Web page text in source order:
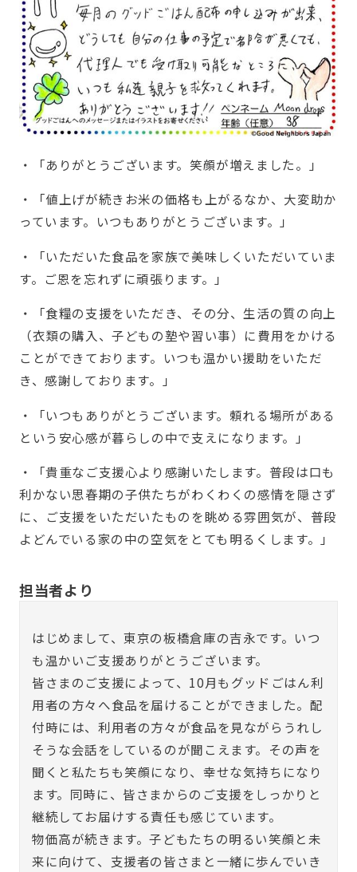
・「ありがとうございます。笑顔が増えました。」
・「値上げが続きお米の価格も上がるなか、大変助か
っています。いつもありがとうございます。」
・「いただいた食品を家族で美味しくいただいていま
す。ご恩を忘れずに頑張ります。」
・「食糧の支援をいただき、その分、生活の質の向上
（衣類の購入、子どもの塾や習い事）に費用をかける
ことができております。いつも温かい援助をいただ
き、感謝しております。」
・「いつもありがとうございます。頼れる場所がある
という安心感が暮らしの中で支えになります。」
・「貴重なご支援心より感謝いたします。普段は口も
利かない思春期の子供たちがわくわくの感情を隠さず
に、ご支援をいただいたものを眺める雰囲気が、普段
よどんでいる家の中の空気をとても明るくします。」
担当者より
はじめまして、東京の板橋倉庫の吉永です。いつ
も温かいご支援ありがとうございます。
皆さまのご支援によって、10月もグッドごはん利
用者の方々へ食品を届けることができました。配
付時には、利用者の方々が食品を見ながらうれし
そうな会話をしているのが聞こえます。その声を
聞くと私たちも笑顔になり、幸せな気持ちになり
ます。同時に、皆さまからのご支援をしっかりと
継続してお届けする責任も感じています。
物価高が続きます。子どもたちの明るい笑顔と未
来に向けて、支援者の皆さまと一緒に歩んでいき